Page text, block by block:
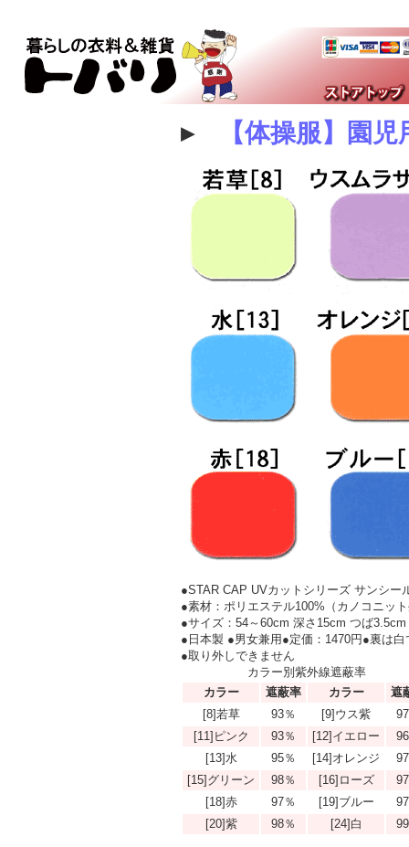
▸ 【体操服】園
●STAR CAP UVカットシリーズ サンシー
●素材：ポリエステル100%（カノコニッ
●サイズ：54～60cm 深さ15cm つば3.5cm
●日本製 ●男女兼用●定価：1470円●裏は白
●取り外しできません
カラー別紫外線遮蔽率
カラー
遮蔽率 カラー
遮
[8]若草
93％ [9]ウス紫
[11]ピンク
93％ [12]イエロー
[13]水
95％ [14]オレンジ
[15]グリーン
98％ [16]ローズ
[18]赤
97％ [19]ブルー
[20]紫
98％ [24]白